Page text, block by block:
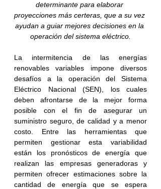
determinante para elaborar
proyecciones más certeras, que a su vez
ayudan a guiar mejores decisiones en la
operación del sistema eléctrico.
La intermitencia de las energías
renovables variables impone diversos
desafíos a la operación del Sistema
Eléctrico Nacional (SEN), los cuales
deben afrontarse de la mejor forma
posible con el fin de asegurar un
suministro seguro, de calidad y a menor
costo. Entre las herramientas que
permiten gestionar esta variabilidad
están los pronósticos de energía que
realizan las empresas generadoras y
permiten ofrecer estimaciones sobre la
cantidad de energía que se espera